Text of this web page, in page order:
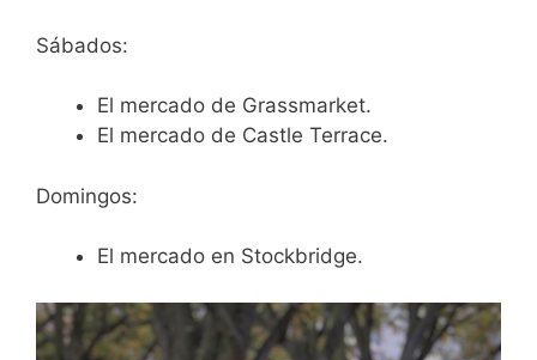
Sábados:
El mercado de Grassmarket.
El mercado de Castle Terrace.
Domingos:
El mercado en Stockbridge.